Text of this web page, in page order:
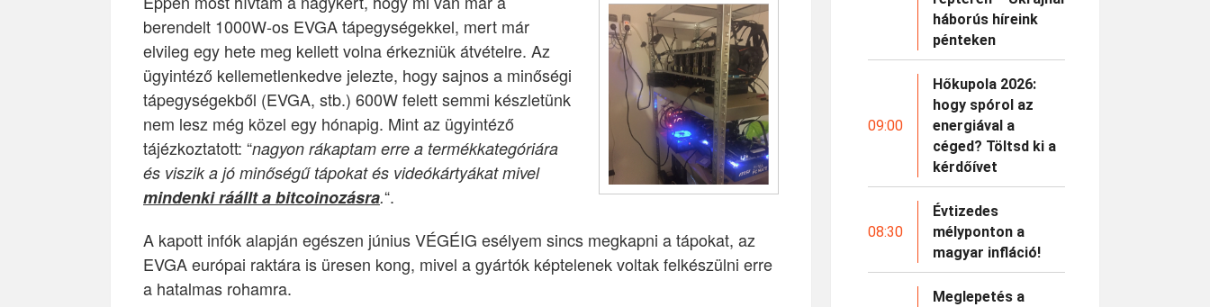
berendelt 1000W-os EVGA tápegységekkel, mert már
elvileg egy hete meg kellett volna érkezniük átvételre. Az
ügyintéző kellemetlenkedve jelezte, hogy sajnos a minőségi
tápegységekből (EVGA, stb.) 600W felett semmi készletünk
nem lesz még közel egy hónapig. Mint az ügyintéző
tájézkoztatott: “nagyon rákaptam erre a termékkategóriára
és viszik a jó minőségű tápokat és videókártyákat mivel
mindenki ráállt a bitcoinozásra.“.
A kapott infók alapján egészen június VÉGÉIG esélyem sincs megkapni a tápokat, az
EVGA európai raktára is üresen kong, mivel a gyártók képtelenek voltak felkészülni erre
a hatalmas rohamra.
háborús híreink
pénteken
09:00
Hőkupola 2026:
hogy spórol az
energiával a
céged? Töltsd ki a
kérdőívet
08:30
Évtizedes
mélyponton a
magyar infláció!
Meglepetés a